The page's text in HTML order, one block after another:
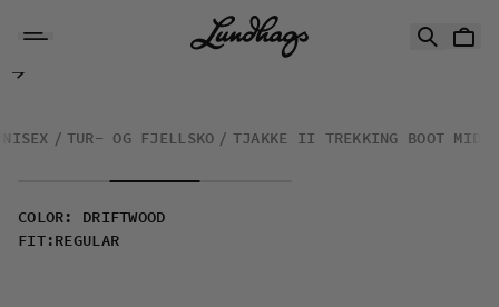
Tjakke II Trekking Boot Mid
TUR- OG FJELLSKO TJAKKE II TREKKING BOOT MID
COLOR :
DRIFTWOOD
FIT: REGULAR